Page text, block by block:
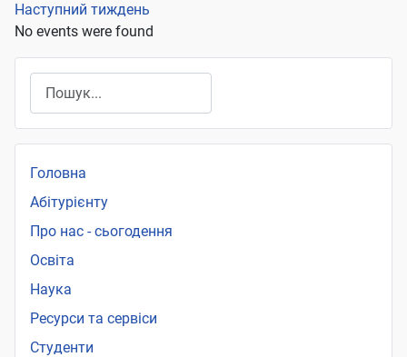
Наступний тиждень
No events were found
Головна
Абітурієнту
Про нас - сьогодення
Освіта
Наука
Ресурси та сервіси
Студенти